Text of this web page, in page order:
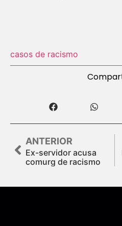
casos de racismo
ANTERIOR
Ex-servidor acusa
comurg de racismo